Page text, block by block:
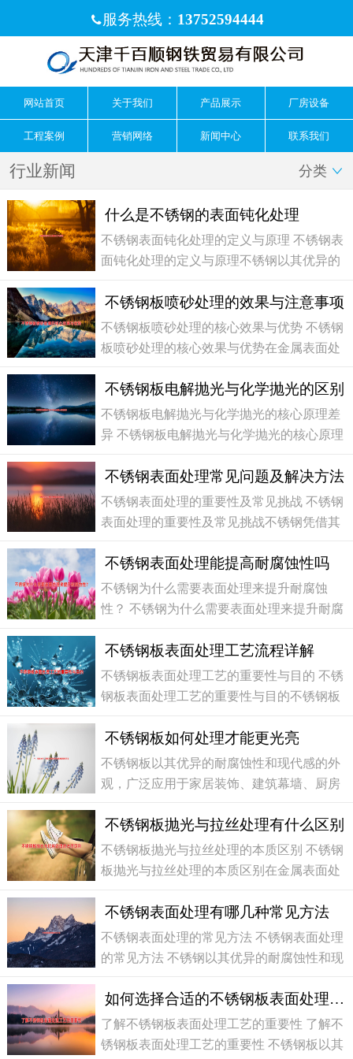
服务热线： 13752594444
网站首页 关于我们 产品展示 厂房设备
工程案例 营销网络 新闻中心 联系我们
行业新闻 分类 
什么是不锈钢的表面钝化处理
不锈钢表面钝化处理的定义与原理 不锈钢表
面钝化处理的定义与原理不锈钢以其优异的
质本身，一个至关重要的后处理工艺——表
面钝化处理，在其中扮演了不可或缺的角
色。简单来说，不锈钢表面钝化处理是一种
不锈钢板喷砂处理的效果与注意事项
不锈钢板喷砂处理的核心效果与优势 不锈钢
板喷砂处理的核心效果与优势在金属表面处
且高效的工艺。它通过高速喷射磨料颗粒撞
击不锈钢表面，从而达到清洁、强化和美化
基材的目的。这种处理方式不仅能显著提升
不锈钢板电解抛光与化学抛光的区别
不锈钢板电解抛光与化学抛光的核心原理差
异 不锈钢板电解抛光与化学抛光的核心原理
耐腐蚀性和使用寿命的关键环节，其中电解
抛光和化学抛光是为常见的两种技术。虽然
它们的目标一致——获得光亮、平滑的表
不锈钢表面处理常见问题及解决方法
不锈钢表面处理的重要性及常见挑战 不锈钢
表面处理的重要性及常见挑战不锈钢凭借其
业制造和家居装饰中不可或缺的材料。然
而，不锈钢的表面处理环节却常常决定其终
性能与寿命。在实际加工和应用过程中，一
不锈钢表面处理能提高耐腐蚀性吗
不锈钢为什么需要表面处理来提升耐腐蚀
性？ 不锈钢为什么需要表面处理来提升耐腐
锈”特性而闻名。这主要归功于其表面一层
极薄而坚固的富铬氧化膜（钝化膜），它能
有效隔绝氧气与水分，防止基体材料被腐
击。
不锈钢板表面处理工艺流程详解
不锈钢板表面处理工艺的重要性与目的 不锈
钢板表面处理工艺的重要性与目的不锈钢板
广泛应用于建筑装饰、厨房设备、医疗器械
及工业制造等领域。然而，原材料出厂时表
面往往存在划痕、氧化层或油污，且其原始
不锈钢板如何处理才能更光亮
不锈钢板以其优异的耐腐蚀性和现代感的外
观，广泛应用于家居装饰、建筑幕墙、厨房
不锈钢板在使用或加工后，表面光泽度会下
降，甚至出现划痕和污渍。那么，不锈钢板
如何处理才能恢复并保持其迷人的光亮呢？
钢板光亮处理方法，帮助您轻松解
不锈钢板抛光与拉丝处理有什么区别
不锈钢板抛光与拉丝处理的本质区别 不锈钢
板抛光与拉丝处理的本质区别在金属表面处
理是为常见和重要的两种方式。它们都能显
著提升不锈钢的外观质感和使用性能，但终
呈现的效果和应用场景却截然不同。许多人
不锈钢表面处理有哪几种常见方法
不锈钢表面处理的常见方法 不锈钢表面处理
的常见方法 不锈钢以其优异的耐腐蚀性和现
及工业领域。然而，为了满足不同的美观、
耐用或功能性需求，不锈钢表面处理技术显
得至关重要。选择合适的表面处理方法，不
如何选择合适的不锈钢板表面处理工艺
了解不锈钢板表面处理工艺的重要性 了解不
锈钢板表面处理工艺的重要性 不锈钢板以其